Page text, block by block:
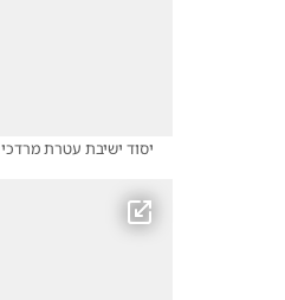
יסוד ישיבת עטרת מרדכי